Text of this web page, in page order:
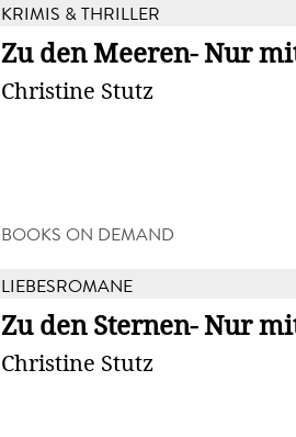
KRIMIS & THRILLER
Zu den Meeren- Nur
Christine Stutz
BOOKS ON DEMAND
LIEBESROMANE
Zu den Sternen- Nur
Christine Stutz